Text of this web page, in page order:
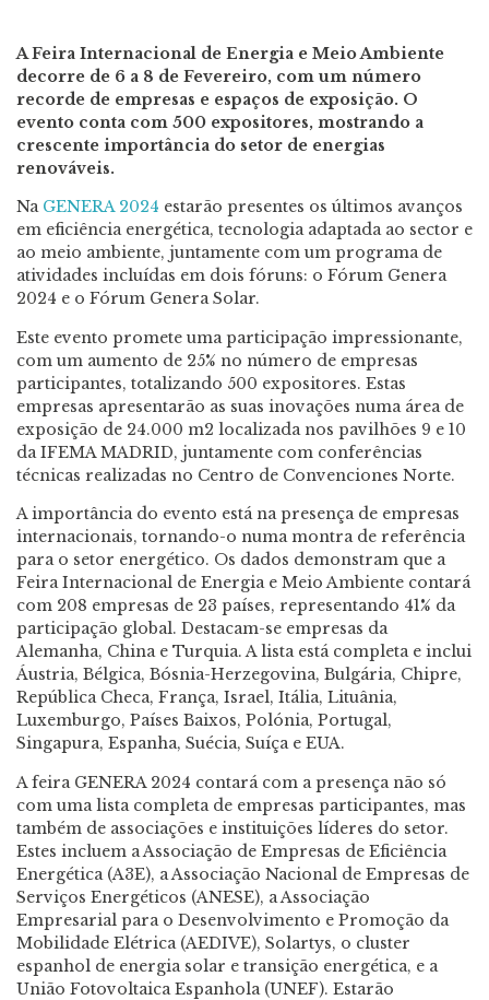
A Feira Internacional de Energia e Meio Ambiente
decorre de 6 a 8 de Fevereiro, com um número
recorde de empresas e espaços de exposição. O
evento conta com 500 expositores, mostrando a
crescente importância do setor de energias
renováveis.
Na GENERA 2024 estarão presentes os últimos avanços
em eficiência energética, tecnologia adaptada ao sector e
ao meio ambiente, juntamente com um programa de
atividades incluídas em dois fóruns: o Fórum Genera
2024 e o Fórum Genera Solar.
Este evento promete uma participação impressionante,
com um aumento de 25% no número de empresas
participantes, totalizando 500 expositores. Estas
empresas apresentarão as suas inovações numa área de
exposição de 24.000 m2 localizada nos pavilhões 9 e 10
da IFEMA MADRID, juntamente com conferências
técnicas realizadas no Centro de Convenciones Norte.
A importância do evento está na presença de empresas
internacionais, tornando-o numa montra de referência
para o setor energético. Os dados demonstram que a
Feira Internacional de Energia e Meio Ambiente contará
com 208 empresas de 23 países, representando 41% da
participação global. Destacam-se empresas da
Alemanha, China e Turquia. A lista está completa e inclui
Áustria, Bélgica, Bósnia-Herzegovina, Bulgária, Chipre,
República Checa, França, Israel, Itália, Lituânia,
Luxemburgo, Países Baixos, Polónia, Portugal,
Singapura, Espanha, Suécia, Suíça e EUA.
A feira GENERA 2024 contará com a presença não só
com uma lista completa de empresas participantes, mas
também de associações e instituições líderes do setor.
Estes incluem a Associação de Empresas de Eficiência
Energética (A3E), a Associação Nacional de Empresas de
Serviços Energéticos (ANESE), a Associação
Empresarial para o Desenvolvimento e Promoção da
Mobilidade Elétrica (AEDIVE), Solartys, o cluster
espanhol de energia solar e transição energética, e a
União Fotovoltaica Espanhola (UNEF). Estarão